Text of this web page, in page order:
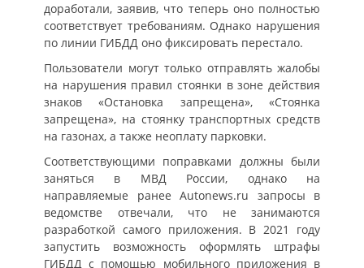
доработали, заявив, что теперь оно полностью
соответствует требованиям. Однако нарушения
по линии ГИБДД оно фиксировать перестало.
Пользователи могут только отправлять жалобы
на нарушения правил стоянки в зоне действия
знаков «Остановка запрещена», «Стоянка
запрещена», на стоянку транспортных средств
на газонах, а также неоплату парковки.
Соответствующими поправками должны были
заняться в МВД России, однако на
направляемые ранее Autonews.ru запросы в
ведомстве отвечали, что не занимаются
разработкой самого приложения. В 2021 году
запустить возможность оформлять штрафы
ГИБДД с помощью мобильного приложения в